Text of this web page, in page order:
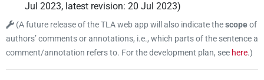
Jul 2023, latest revision: 20 Jul 2023)
(A future release of the TLA web app will also indicate thescopeof
authors’ comments or annotations, i.e., which parts of the sentence a
comment/annotation refers to. For the development plan, see here.)